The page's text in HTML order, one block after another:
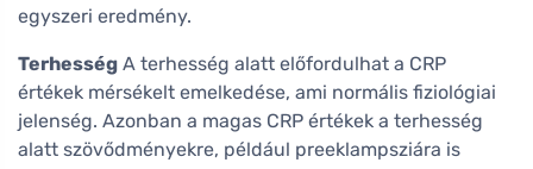
egyszeri eredmény.
Terhesség A terhesség alatt előfordulhat a CRP
értékek mérsékelt emelkedése, ami normális fiziológiai
jelenség. Azonban a magas CRP értékek a terhesség
alatt szövődményekre, például preeklampsziára is